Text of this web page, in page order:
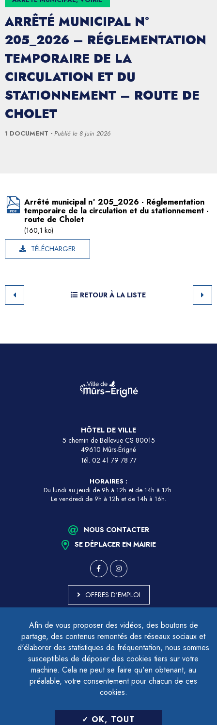
Afin de vous proposer des vidéos, des boutons de
partage, des contenus remontés des réseaux sociaux et
d'élaborer des statistiques de fréquentation, nous sommes
susceptibles de déposer des cookies tiers sur votre
machine. Cela ne peut se faire qu'en obtenant, au
préalable, votre consentement pour chacun de ces
cookies.
OK, TOUT
ARRÊTÉ MUNICIPAL N°
205_2026 – RÉGLEMENTATION
TEMPORAIRE DE LA
CIRCULATION ET DU
STATIONNEMENT – ROUTE DE
CHOLET
1 DOCUMENT Publié le 8 juin 2026
Arrêté municipal n° 205_2026 - Réglementation
temporaire de la circulation et du stationnement -
route de Cholet
(160,1 ko)
TÉLÉCHARGER
RETOUR À LA LISTE
HÔTEL DE VILLE
5 chemin de Bellevue CS 80015
49610 Mûrs-Érigné
Tél. 02 41 79 78 77
HORAIRES :
Du lundi au jeudi de 9h à 12h et de 14h à 17h.
Le vendredi de 9h à 12h et de 14h à 16h.
NOUS CONTACTER
SE DÉPLACER EN MAIRIE
OFFRES D'EMPLOI
ACCESSIBILITÉ - PARTIELLEMENT CONFORME
PLAN DU SITE
MENTIONS LÉGALES
CONTACTER LE DÉLÉGUÉ À LA PROTECTION DES DONNÉES
GESTION DES COOKIES
LETTRE D'INFORMATION